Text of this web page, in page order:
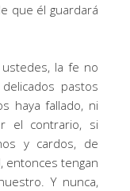
que él guardará
la fe no
pastos
haya fallado, ni
el contrario, si
y cardos, de
entonces tengan
Y nunca,